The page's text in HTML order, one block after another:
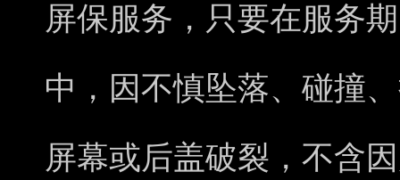
屏保服务，只要在服务
中，因不慎坠落、碰撞
屏幕或后盖破裂，不含